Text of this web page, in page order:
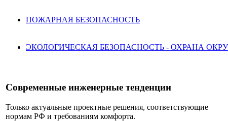
ПОЖАРНАЯ БЕЗОПАСНОСТЬ
ЭКОЛОГИЧЕСКАЯ БЕЗОПАСНОСТЬ - ОХРАНА
Современные инженерные тенденции
Только актуальные проектные решения, соответствующие
нормам РФ и требованиям комфорта.